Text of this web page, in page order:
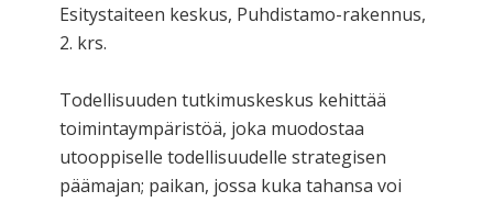
Esitystaiteen keskus, Puhdistamo-rakennus,
2. krs.
Todellisuuden tutkimuskeskus kehittää
toimintaympäristöä, joka muodostaa
utooppiselle todellisuudelle strategisen
päämajan; paikan, jossa kuka tahansa voi